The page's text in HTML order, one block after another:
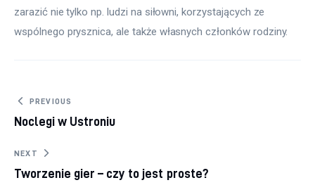
zarazić nie tylko np. ludzi na siłowni, korzystających ze
wspólnego prysznica, ale także własnych członków rodziny.
Nawigacja wpisu
PREVIOUS
Noclegi w Ustroniu
NEXT
Tworzenie gier – czy to jest proste?